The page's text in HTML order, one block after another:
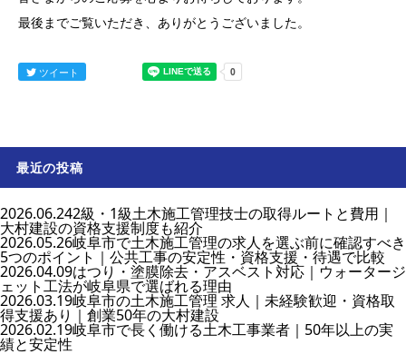
最後までご覧いただき、ありがとうございました。
ツイート
最近の投稿
2026.06.242級・1級土木施工管理技士の取得ルートと費用｜
大村建設の資格支援制度も紹介
2026.05.26岐阜市で土木施工管理の求人を選ぶ前に確認すべき
5つのポイント｜公共工事の安定性・資格支援・待遇で比較
2026.04.09はつり・塗膜除去・アスベスト対応｜ウォータージ
ェット工法が岐阜県で選ばれる理由
2026.03.19岐阜市の土木施工管理 求人｜未経験歓迎・資格取
得支援あり｜創業50年の大村建設
2026.02.19岐阜市で長く働ける土木工事業者｜50年以上の実
績と安定性